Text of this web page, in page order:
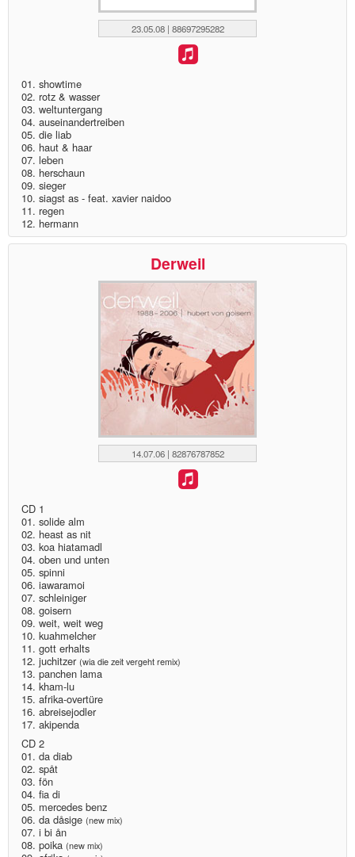
23.05.08 | 88697295282
01. showtime
02. rotz & wasser
03. weltuntergang
04. auseinandertreiben
05. die liab
06. haut & haar
07. leben
08. herschaun
09. sieger
10. siagst as - feat. xavier naidoo
11. regen
12. hermann
Derweil
14.07.06 | 82876787852
CD 1
01. solide alm
02. heast as nit
03. koa hiatamadl
04. oben und unten
05. spinni
06. iawaramoi
07. schleiniger
08. goisern
09. weit, weit weg
10. kuahmelcher
11. gott erhalts
12. juchitzer (wia die zeit vergeht remix)
13. panchen lama
14. kham-lu
15. afrika-overtüre
16. abreisejodler
17. akipenda
CD 2
01. da diab
02. spåt
03. fön
04. fia di
05. mercedes benz
06. da dåsige (new mix)
07. i bi ån
08. poika (new mix)